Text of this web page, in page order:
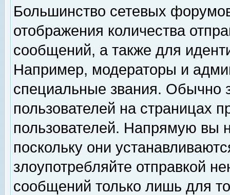
Большинство сетевых
отображения количества
сообщений, а также для
Например, модераторы и
специальные звания. Обычно
пользователей на страницах
пользователей. Напрямую вы
поскольку они
злоупотребляйте отправкой
сообщений только лишь для